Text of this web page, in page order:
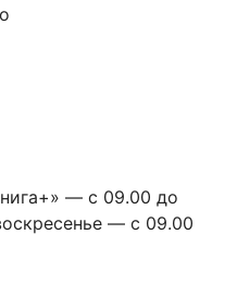
— с 09.00 до
— с 09.00